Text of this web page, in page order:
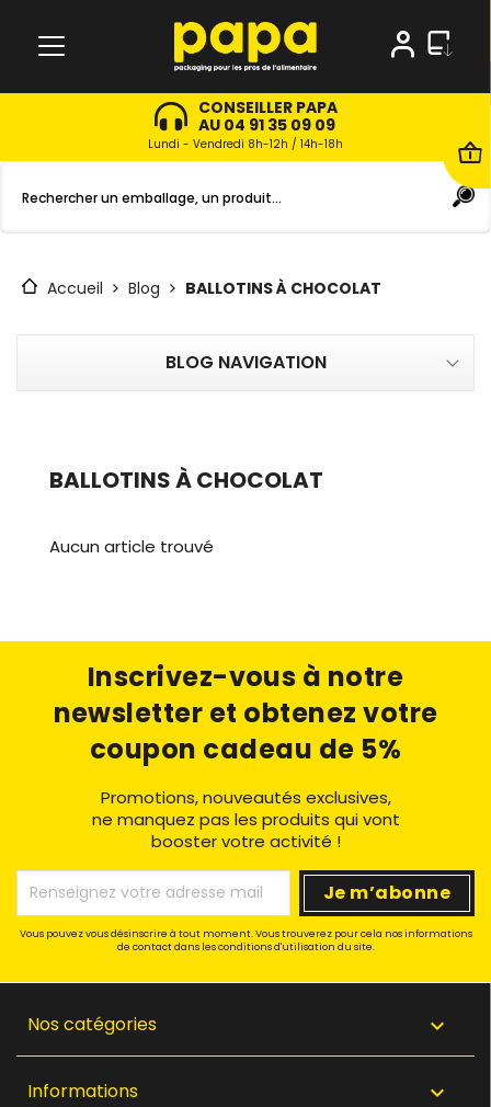
CONSEILLER PAPA
AU 04 91 35 09 09
Lundi - Vendredi 8h-12h / 14h-18h
Accueil Blog BALLOTINS À CHOCOLAT
BLOG NAVIGATION
BALLOTINS À CHOCOLAT
Aucun article trouvé
Inscrivez-vous à notre
newsletter et obtenez votre
coupon cadeau de 5%
Promotions, nouveautés exclusives,
ne manquez pas les produits qui vont
booster votre activité !
Vous pouvez vous désinscrire à tout moment. Vous trouverez pour cela nos informations
de contact dans les conditions d'utilisation du site.
Nos catégories 
Informations 